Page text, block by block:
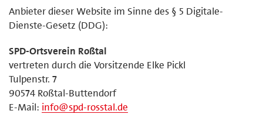
Anbieter dieser Website im Sinne des § 5 Digitale-
Dienste-Gesetz (DDG):
SPD-Ortsverein Roßtal
vertreten durch die Vorsitzende Elke Pickl
Tulpenstr. 7
90574 Roßtal-Buttendorf
E-Mail: info@spd-rosstal.de